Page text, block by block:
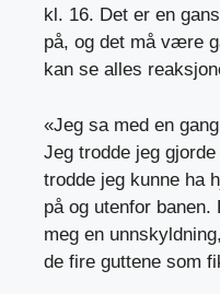
kl. 16. Det er en
på, og det må være
kan se alles
«Jeg sa med en
Jeg trodde jeg
trodde jeg kunne ha
på og utenfor
meg en
de fire guttene som